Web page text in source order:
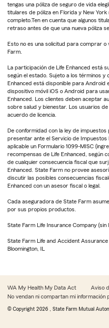
tengas una póliza de seguro de vida
titulares de póliza en Florida y New
completo.Ten en cuenta que algunos
retraso antes de que una nueva póliza
Esto no es una solicitud para comprar
Farm.
La participación de Life Enhanced está
según el estado. Sujeto a los términos y
Enhanced está disponible para Android
dispositivo móvil iOS o Android para
Enhanced. Los clientes deben aceptar
sobre salud y bienestar. Los usuarios
acuerdo de licencia.
De conformidad con la ley de
presentar ante el Servicio de
aplicable un Formulario 1099-MISC
recompensas de Life Enhanced, según
de cualquier consecuencia fiscal que
Enhanced. State Farm no provee
discutir las posibles consecuencias
Enhanced con un asesor fiscal o legal.
Cada aseguradora de State Farm
por sus propios productos.
State Farm Life Insurance Company (sin
State Farm Life and Accident
Bloomington, IL
WA My Health My Data Act
Aviso
No vendan ni compartan mi información
© Copyright 2026 , State Farm Mutual